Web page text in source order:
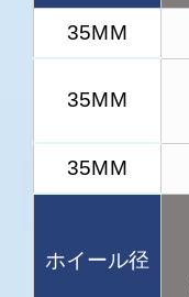
35MM
35MM
35MM
ホイール径